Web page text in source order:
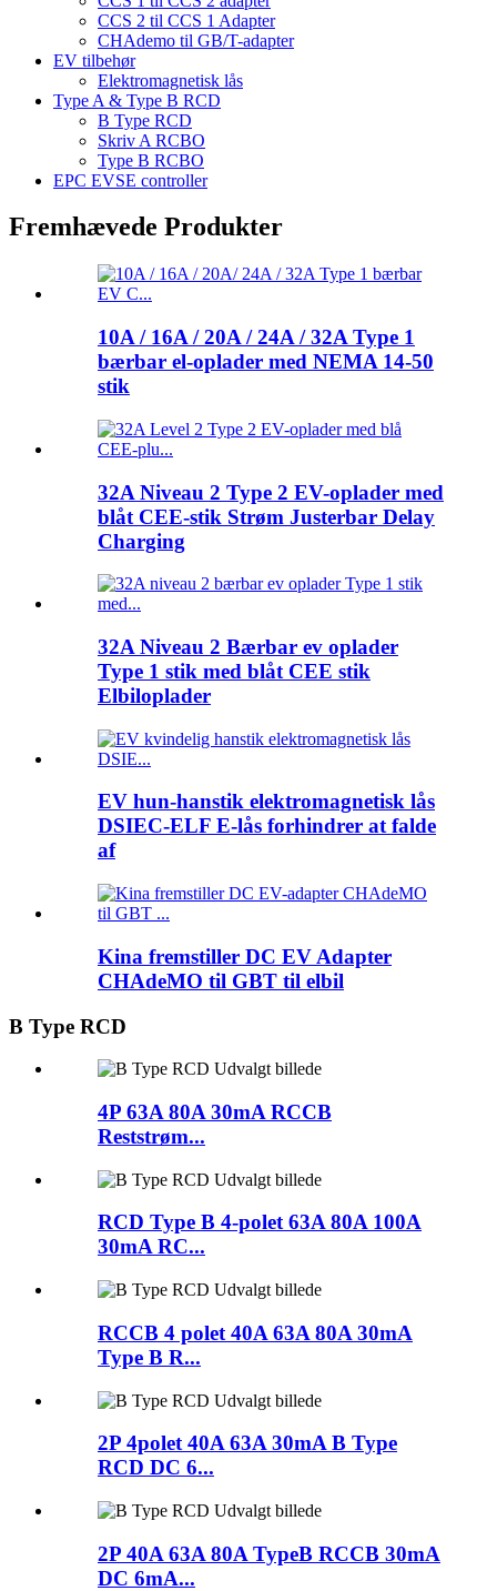
CCS 2 til CCS 1 Adapter
CHAdemo til GB/T-adapter
EV tilbehør
Elektromagnetisk lås
Type A & Type B RCD
B Type RCD
Skriv A RCBO
Type B RCBO
EPC EVSE controller
Fremhævede Produkter
10A / 16A / 20A / 24A / 32A Type 1
bærbar el-oplader med NEMA 14-50
stik
32A Niveau 2 Type 2 EV-oplader med
blåt CEE-stik Strøm Justerbar Delay
Charging
32A Niveau 2 Bærbar ev oplader
Type 1 stik med blåt CEE stik
Elbiloplader
EV hun-hanstik elektromagnetisk lås
DSIEC-ELF E-lås forhindrer at falde
af
Kina fremstiller DC EV Adapter
CHAdeMO til GBT til elbil
B Type RCD
4P 63A 80A 30mA RCCB
Reststrøm...
RCD Type B 4-polet 63A 80A 100A
30mA RC...
RCCB 4 polet 40A 63A 80A 30mA
Type B R...
2P 4polet 40A 63A 30mA B Type
RCD DC 6...
2P 40A 63A 80A TypeB RCCB 30mA
DC 6mA...